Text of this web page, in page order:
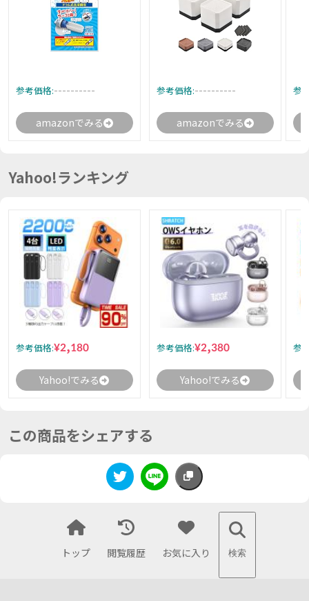
参考価格:----------
amazonでみる
参考価格:----------
amazonでみる
参
Yahoo!ランキング
参考価格:¥2,180
Yahoo!でみる
参考価格:¥2,380
Yahoo!でみる
参
この商品をシェアする
トップ 閲覧履歴 お気に入り 検索